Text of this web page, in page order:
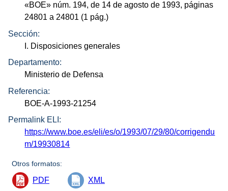
«BOE» núm. 194, de 14 de agosto de 1993, páginas
24801 a 24801 (1 pág.)
Sección:
I. Disposiciones generales
Departamento:
Ministerio de Defensa
Referencia:
BOE-A-1993-21254
Permalink ELI:
https://www.boe.es/eli/es/o/1993/07/29/80/corrigendu
m/19930814
Otros formatos:
PDF XML